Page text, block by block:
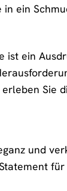
ein
ist ein
Sie
und